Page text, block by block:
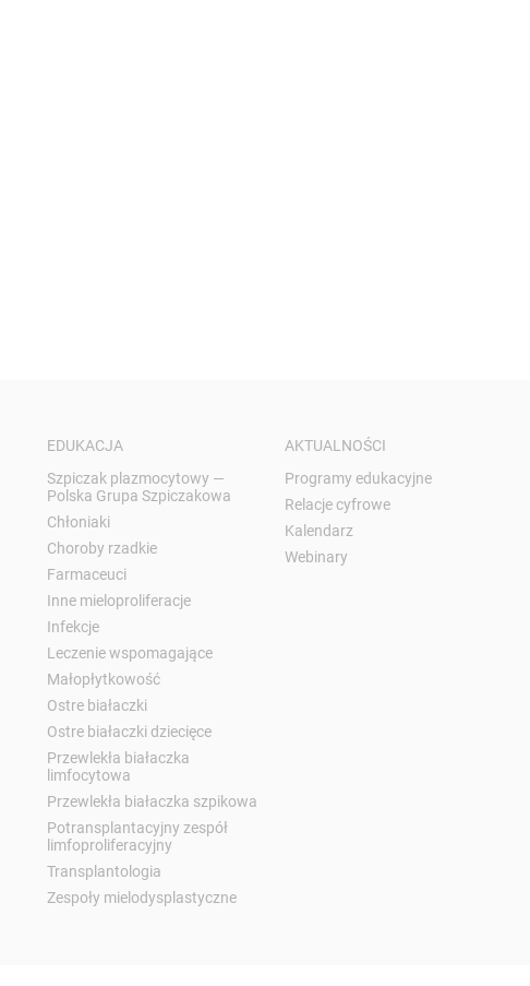
EDUKACJA
Szpiczak plazmocytowy —
Polska Grupa Szpiczakowa
Chłoniaki
Choroby rzadkie
Farmaceuci
Inne mieloproliferacje
Infekcje
Leczenie wspomagające
Małopłytkowość
Ostre białaczki
Ostre białaczki dziecięce
Przewlekła białaczka
limfocytowa
Przewlekła białaczka szpikowa
Potransplantacyjny zespół
limfoproliferacyjny
Transplantologia
Zespoły mielodysplastyczne
AKTUALNOŚCI
Programy edukacyjne
Relacje cyfrowe
Kalendarz
Webinary